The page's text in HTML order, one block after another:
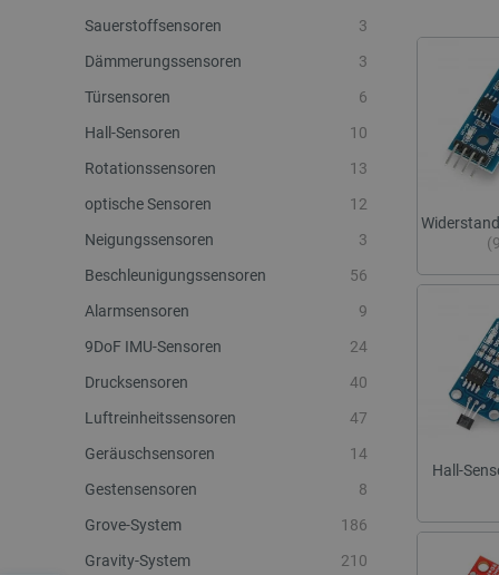
Sauerstoffsensoren
3
Dämmerungssensoren
3
Türsensoren
6
Hall-Sensoren
10
Rotationssensoren
13
optische Sensoren
12
Neigungssensoren
3
Beschleunigungssensoren
56
Alarmsensoren
9
9DoF IMU-Sensoren
24
Drucksensoren
40
Luftreinheitssensoren
47
Geräuschsensoren
14
Gestensensoren
8
Grove-System
186
Gravity-System
210
Hall-